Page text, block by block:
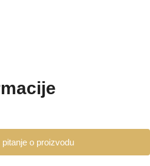
pitanje o proizvodu